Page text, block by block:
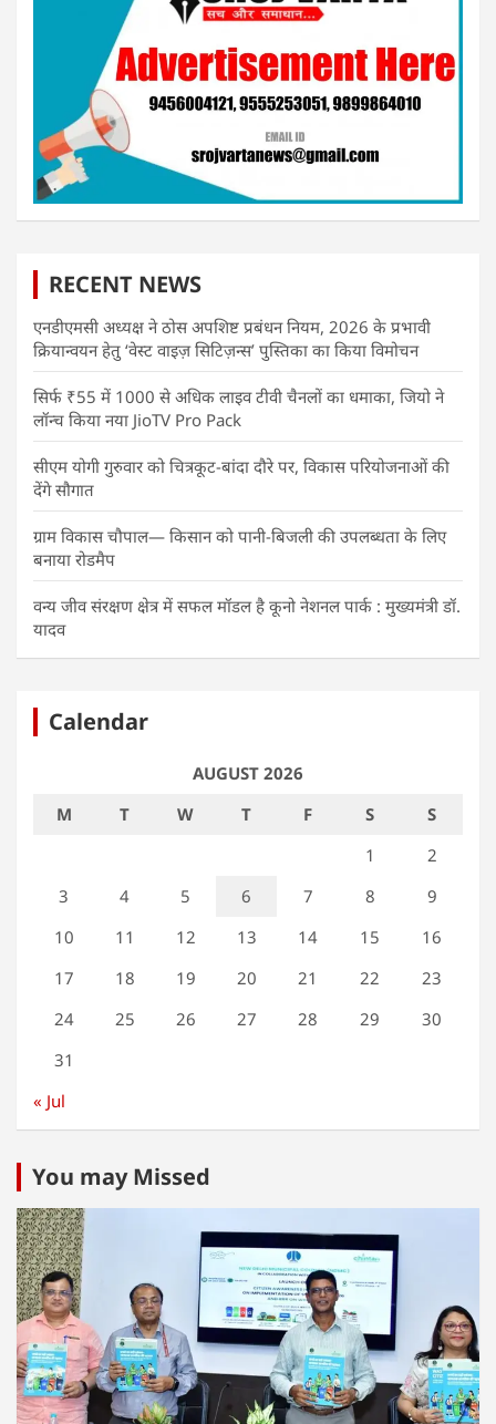
RECENT NEWS
एनडीएमसी अध्यक्ष ने ठोस अपशिष्ट प्रबंधन नियम, 2026 के प्रभावी
क्रियान्वयन हेतु ‘वेस्ट वाइज़ सिटिज़न्स’ पुस्तिका का किया विमोचन
सिर्फ ₹55 में 1000 से अधिक लाइव टीवी चैनलों का धमाका, जियो ने
लॉन्च किया नया JioTV Pro Pack
सीएम योगी गुरुवार को चित्रकूट-बांदा दौरे पर, विकास परियोजनाओं की
देंगे सौगात
ग्राम विकास चौपाल— किसान को पानी-बिजली की उपलब्धता के लिए
बनाया रोडमैप
वन्य जीव संरक्षण क्षेत्र में सफल मॉडल है कूनो नेशनल पार्क : मुख्यमंत्री डॉ.
यादव
Calendar
AUGUST 2026
M
T W T F S
S
1
2
3
4 5 6 7 8
9
10
11 12 13 14 15
16
17
18 19 20 21 22
23
24
25 26 27 28 29
30
31
« Jul
You may Missed